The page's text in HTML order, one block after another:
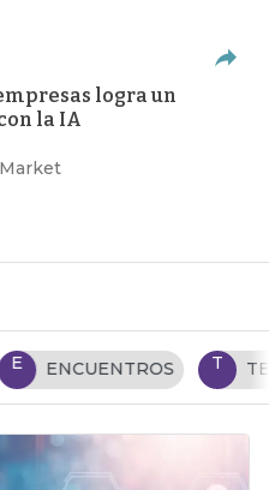
logra un
la IA
T TENDENCIAS TI